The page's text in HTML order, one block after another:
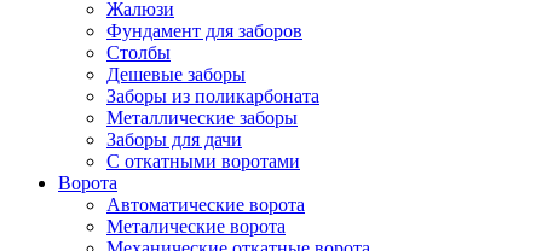
Жалюзи
Фундамент для заборов
Столбы
Дешевые заборы
Заборы из поликарбоната
Металлические заборы
Заборы для дачи
С откатными воротами
Ворота
Автоматические ворота
Металические ворота